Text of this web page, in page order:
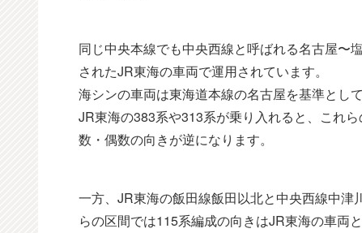
同じ中央本線でも中央西線と呼ばれる名古屋〜
されたJR東海の車両で運用されています。
海シンの車両は東海道本線の名古屋を基準とし
JR東海の383系や313系が乗り入れると、これ
数・偶数の向きが逆になります。
一方、JR東海の飯田線飯田以北と中央西線中
らの区間では115系編成の向きはJR東海の車両と